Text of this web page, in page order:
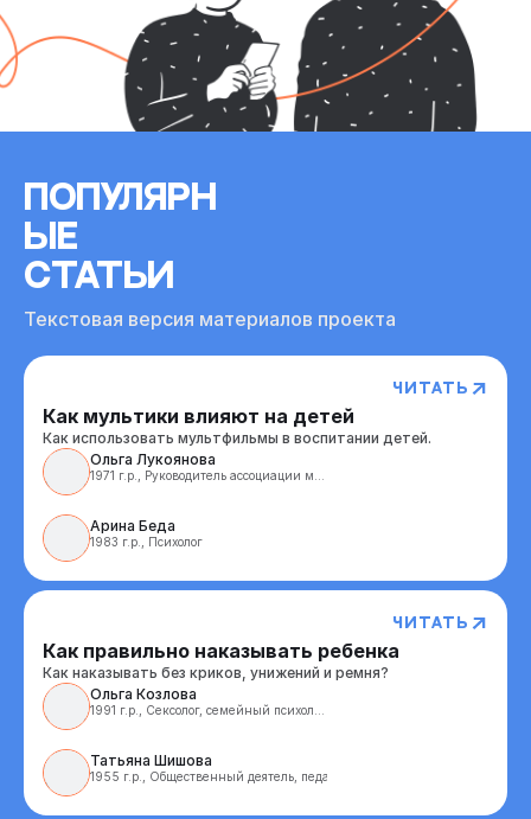
ПОПУЛЯРН
ЫЕ
СТАТЬИ
Текстовая версия материалов проекта
Читать
Как мультики влияют на детей
Как использовать мультфильмы в воспитании детей.
1971 г.р., Руководитель ассоциации многодетных семей
1983 г.р., Психолог
Читать
Как правильно наказывать ребенка
Как наказывать без криков, унижений и ремня?
1991 г.р., Сексолог, семейный психолог
1955 г.р., Общественный деятель, педагог